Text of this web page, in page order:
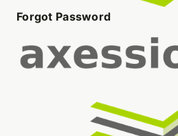
Forgot Password